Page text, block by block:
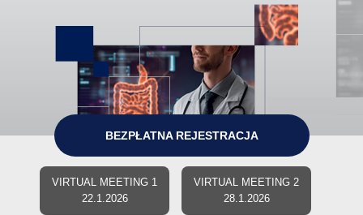
BEZPŁATNA REJESTRACJA
VIRTUAL MEETING 1
22.1.2026
VIRTUAL MEETING 2
28.1.2026